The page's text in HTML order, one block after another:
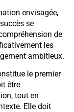
envisagée,
se
de
les
ambitieux.
le premier
être
tout en
Elle doit